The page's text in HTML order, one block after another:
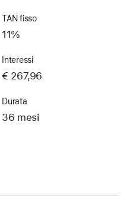
TAN fisso
11%
Interessi
€ 267,96
Durata
36 mesi